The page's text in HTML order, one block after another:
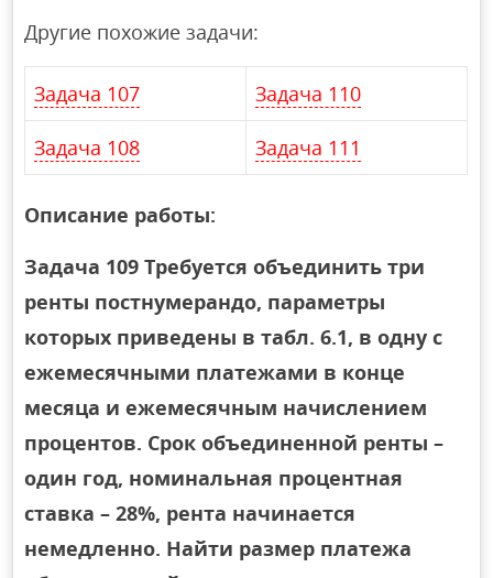
Другие похожие задачи:
Задача 107 Задача 110
Задача 108 Задача 111
Описание работы:
Задача 109 Требуется объединить три
ренты постнумерандо, параметры
которых приведены в табл. 6.1, в одну с
ежемесячными платежами в конце
месяца и ежемесячным начислением
процентов. Срок объединенной ренты –
один год, номинальная процентная
ставка – 28%, рента начинается
немедленно. Найти размер платежа